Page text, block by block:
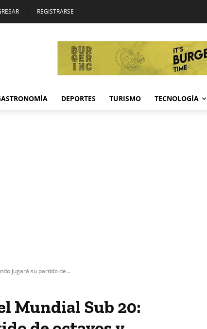
| REGISTRARSE
DEPORTES TURISMO TECNOLOGÍA
jugará su partido de...
Mundial Sub 20: